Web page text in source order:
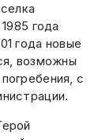
года
года новые
возможны
с